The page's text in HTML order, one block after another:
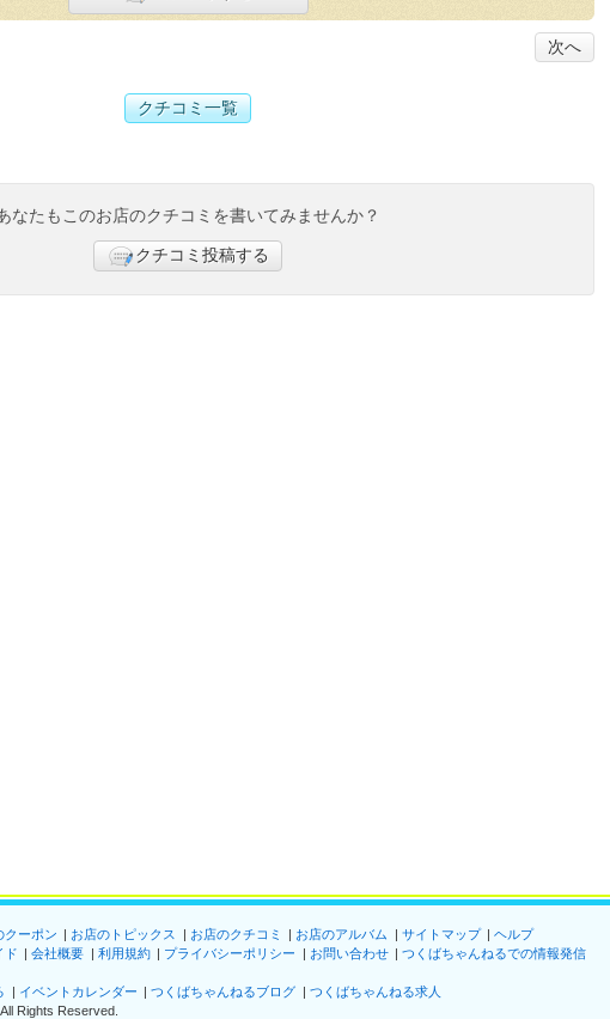
次へ
クチコミ一覧
なたもこのお店のクチコミを書いてみませんか？
クチコミ投稿する
クーポン お店のトピックス お店のクチコミ お店のアルバム サイトマップ
ヘルプ
ド 会社概要 利用規約 プライバシーポリシー お問い合わせ つくばちゃんねるでの情報発信
イベントカレンダー つくばちゃんねるブログ
つくばちゃんねる求人
Rights Reserved